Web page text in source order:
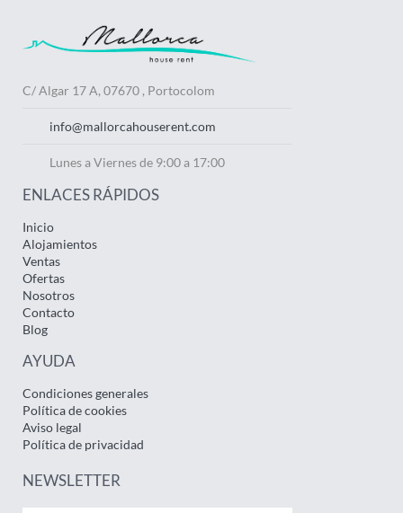
C/ Algar 17 A, 07670 , Portocolom
info@mallorcahouserent.com
Lunes a Viernes de 9:00 a 17:00
ENLACES RÁPIDOS
Inicio
Alojamientos
Ventas
Ofertas
Nosotros
Contacto
Blog
AYUDA
Condiciones generales
Política de cookies
Aviso legal
Política de privacidad
NEWSLETTER